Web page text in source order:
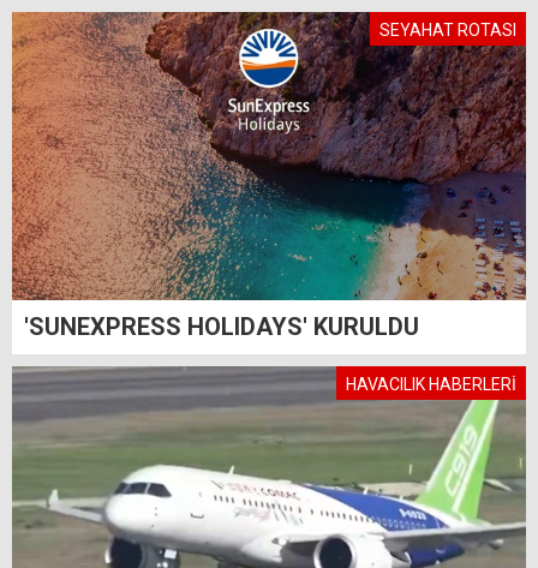
SEYAHAT ROTASI
'SUNEXPRESS HOLIDAYS' KURULDU
HAVACILIK HABERLERİ